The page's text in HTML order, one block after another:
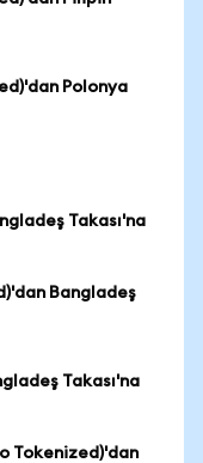
Polonya
Takası'na
Bangladeş
Takası'na
Tokenized)'dan